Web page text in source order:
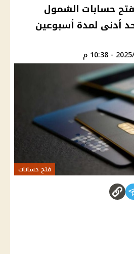
حسابات الشمول
أدنى لمدة أسبوعين
فتح حسابات